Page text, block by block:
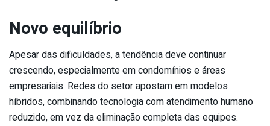
Novo equilíbrio
Apesar das dificuldades, a tendência deve continuar
crescendo, especialmente em condomínios e áreas
empresariais. Redes do setor apostam em modelos
híbridos, combinando tecnologia com atendimento humano
reduzido, em vez da eliminação completa das equipes.